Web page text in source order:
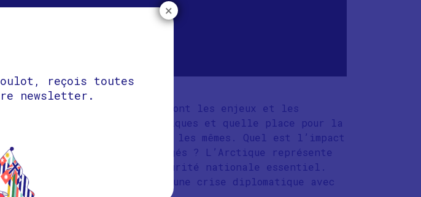
en Antarctique ? Quels sont les enjeux et les
dans ces zones géographiques et quelle place pour la
les enjeux ne sont pas les mêmes. Quel est l’impact
? Comment sont-ils protégés ? L’Arctique représente
donc d’un enjeu de sécurité nationale essentiel.
le Groenland? déclenchant une crise diplomatique avec
reçois toutes
newsletter.
×